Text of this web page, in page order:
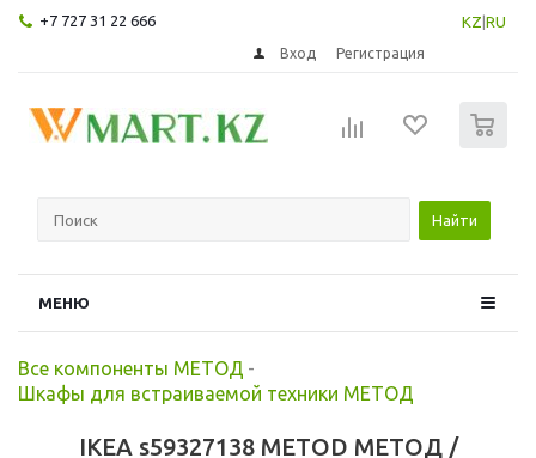
+7 727 31 22 666 KZ RU
Вход Регистрация
Найти
МЕНЮ
Все компоненты МЕТОД -
Шкафы для встраиваемой техники МЕТОД
IKEA s59327138 METOD МЕТОД /